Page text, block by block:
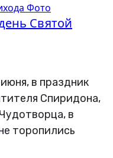
Фото
Святой
Спиридона,
в
торопились